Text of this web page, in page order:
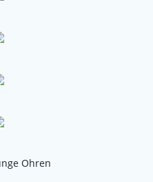
Ohren